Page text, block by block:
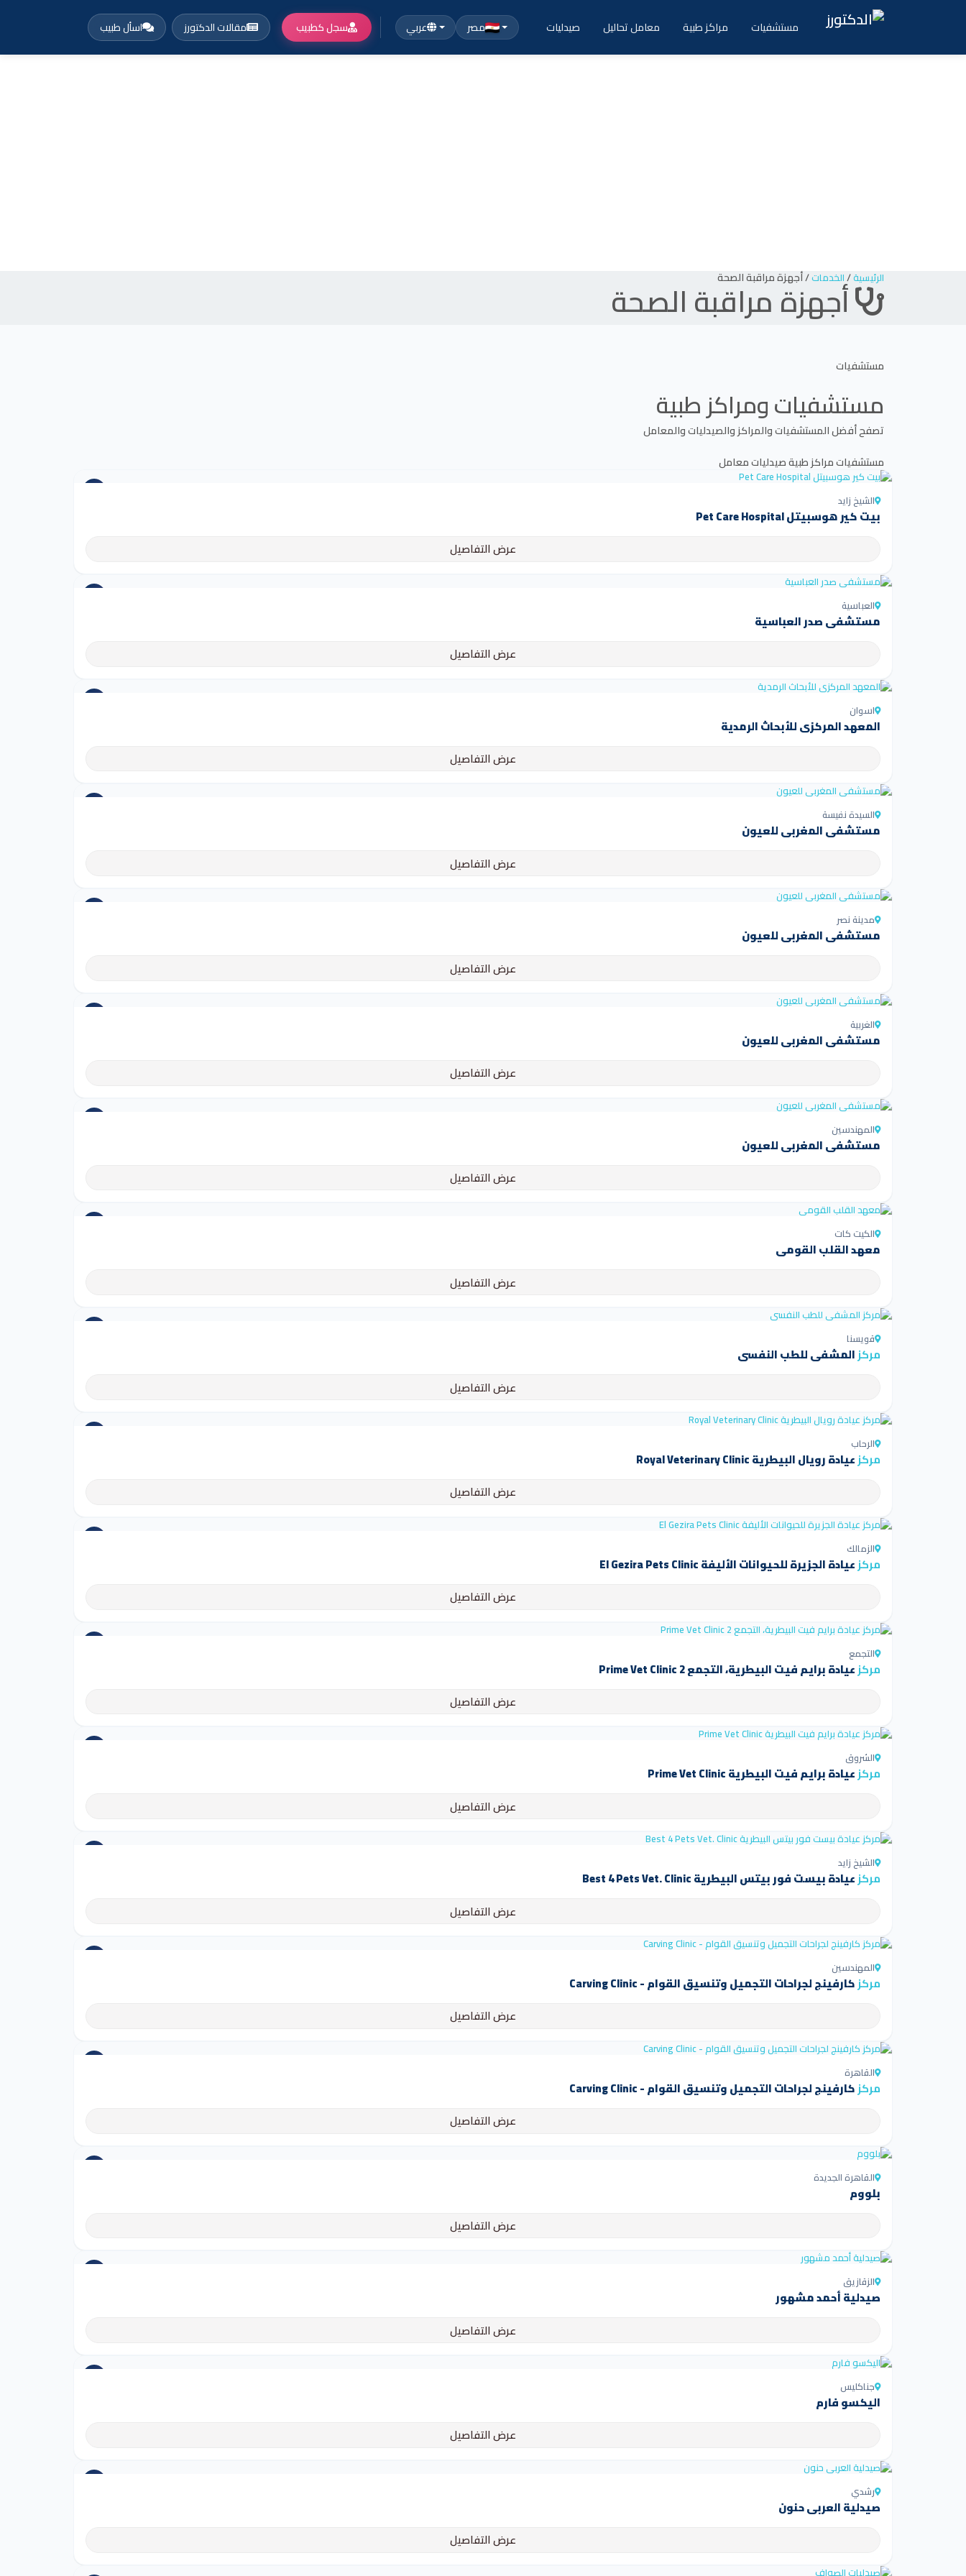
مستشفيات مراكز طبية معامل تحاليل صيدليات اسأل طبيب مقالات الدكتورز سجل كطبيب عربي مصر
الرئيسية/الخدمات/أجهزة مراقبة الصحة
أجهزة مراقبة الصحة
مستشفيات
مستشفيات ومراكز طبية
تصفح أفضل المستشفيات والمراكز والصيدليات والمعامل
مستشفياتمراكز طبيةصيدلياتمعامل
الشيخ زايد
بيت كير هوسبيتل Pet Care Hospital
عرض التفاصيل
العباسية
مستشفى صدر العباسية
عرض التفاصيل
اسوان
المعهد المركزي للأبحاث الرمدية
عرض التفاصيل
السيدة نفيسة
مستشفى المغربي للعيون
عرض التفاصيل
مدينة نصر
مستشفى المغربي للعيون
عرض التفاصيل
الغربية
مستشفى المغربي للعيون
عرض التفاصيل
المهندسين
مستشفى المغربي للعيون
عرض التفاصيل
الكيت كات
معهد القلب القومي
عرض التفاصيل
قويسنا
مركزالمشفى للطب النفسي
عرض التفاصيل
الرحاب
مركزعيادة رويال البيطرية Royal Veterinary Clinic
عرض التفاصيل
الزمالك
مركزعيادة الجزيرة للحيوانات الأليفة El Gezira Pets Clinic
عرض التفاصيل
التجمع
مركزعيادة برايم فيت البيطرية، التجمع Prime Vet Clinic 2
عرض التفاصيل
الشروق
مركزعيادة برايم فيت البيطرية Prime Vet Clinic
عرض التفاصيل
الشيخ زايد
مركزعيادة بيست فور بيتس البيطرية Best 4 Pets Vet. Clinic
عرض التفاصيل
المهندسين
مركزكارفينج لجراحات التجميل وتنسيق القوام - Carving Clinic
عرض التفاصيل
القاهرة
مركزكارفينج لجراحات التجميل وتنسيق القوام - Carving Clinic
عرض التفاصيل
القاهرة الجديدة
بلووم
عرض التفاصيل
الزقازيق
صيدلية أحمد مشهور
عرض التفاصيل
جناكليس
اليكسو فارم
عرض التفاصيل
رشدي
صيدلية العربى حنون
عرض التفاصيل